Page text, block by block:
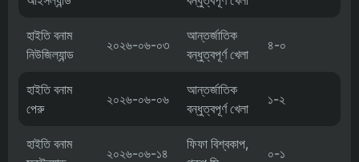
হাইতি বনাম
নিউজিল্যান্ড
২০২৬-০৬-০৩
আন্তর্জাতিক
বন্ধুত্বপূর্ণ খেলা
৪-০
হাইতি বনাম
পেরু
২০২৬-০৬-০৬
আন্তর্জাতিক
বন্ধুত্বপূর্ণ খেলা
১-২
হাইতি বনাম
২০২৬-০৬-১৪
ফিফা বিশ্বকাপ,
০-১